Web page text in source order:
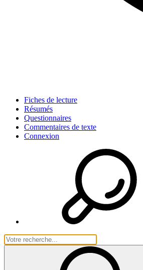
Fiches de lecture
Résumés
Questionnaires
Commentaires de texte
Connexion